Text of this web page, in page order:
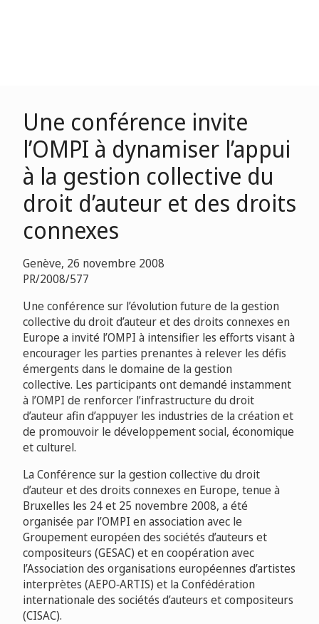
Une conférence invite
l’OMPI à dynamiser l’appui
à la gestion collective du
droit d’auteur et des droits
connexes
Genève, 26 novembre 2008
PR/2008/577
Une conférence sur l’évolution future de la gestion
collective du droit d’auteur et des droits connexes en
Europe a invité l’OMPI à intensifier les efforts visant à
encourager les parties prenantes à relever les défis
émergents dans le domaine de la gestion
collective. Les participants ont demandé instamment
à l’OMPI de renforcer l’infrastructure du droit
d’auteur afin d’appuyer les industries de la création et
de promouvoir le développement social, économique
et culturel.
La Conférence sur la gestion collective du droit
d’auteur et des droits connexes en Europe, tenue à
Bruxelles les 24 et 25 novembre 2008, a été
organisée par l’OMPI en association avec le
Groupement européen des sociétés d’auteurs et
compositeurs (GESAC) et en coopération avec
l’Association des organisations européennes d’artistes
interprètes (AEPO‑ARTIS) et la Confédération
internationale des sociétés d’auteurs et compositeurs
(CISAC).